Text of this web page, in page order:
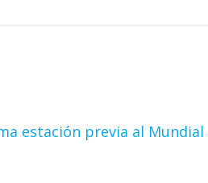
estación previa al Mundial